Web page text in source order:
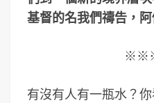
基督的名我們禱告，
有沒有人有一瓶水？